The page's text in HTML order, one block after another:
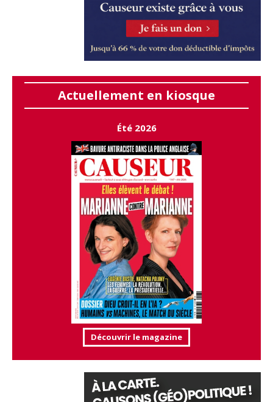
Actuellement en kiosque
Été 2026
Découvrir le magazine